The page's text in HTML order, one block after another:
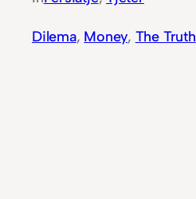
Dilema, Money, The Truth